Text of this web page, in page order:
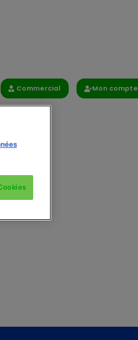
Commercial Mon compte